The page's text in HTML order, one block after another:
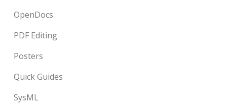
OpenDocs
PDF Editing
Posters
Quick Guides
SysML